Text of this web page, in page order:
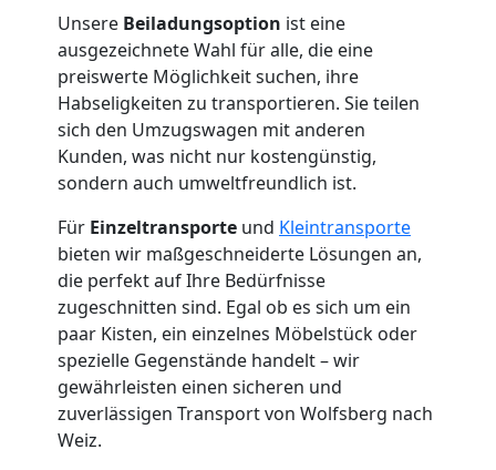
Unsere Beiladungsoption ist eine
ausgezeichnete Wahl für alle, die eine
preiswerte Möglichkeit suchen, ihre
Habseligkeiten zu transportieren. Sie teilen
sich den Umzugswagen mit anderen
Kunden, was nicht nur kostengünstig,
sondern auch umweltfreundlich ist.
Für Einzeltransporte und Kleintransporte
bieten wir maßgeschneiderte Lösungen an,
die perfekt auf Ihre Bedürfnisse
zugeschnitten sind. Egal ob es sich um ein
paar Kisten, ein einzelnes Möbelstück oder
spezielle Gegenstände handelt – wir
gewährleisten einen sicheren und
zuverlässigen Transport von Wolfsberg nach
Weiz.
Umzug